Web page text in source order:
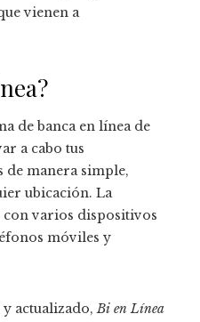
vienen a
de banca en línea de
a cabo tus
de manera simple,
ubicación. La
con varios dispositivos
móviles y
actualizado,Bi en Línea